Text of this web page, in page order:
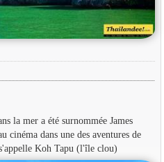
la mer a été surnommée James
cinéma dans une des aventures de
Koh Tapu (l'île clou)